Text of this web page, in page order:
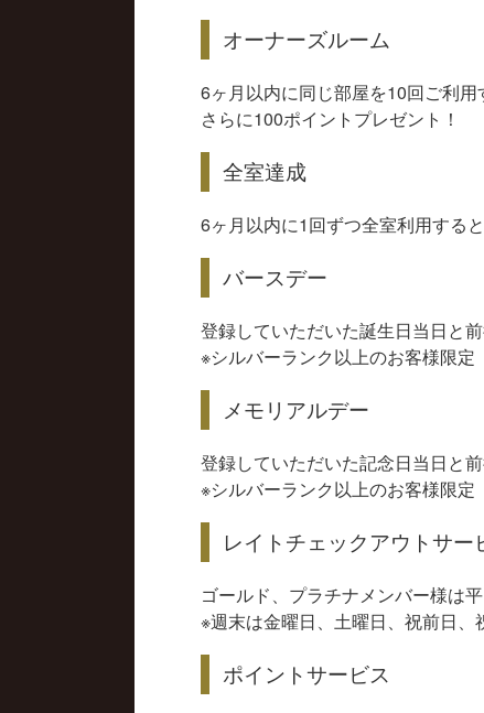
オーナーズルーム
6ヶ月以内に同じ部屋を10回ご利
さらに100ポイントプレゼント！
全室達成
6ヶ月以内に1回ずつ全室利用する
バースデー
登録していただいた誕生日当日と
※シルバーランク以上のお客様限定
メモリアルデー
登録していただいた記念日当日と
※シルバーランク以上のお客様限定
レイトチェックアウトサー
ゴールド、プラチナメンバー様は
※週末は金曜日、土曜日、祝前日、
ポイントサービス